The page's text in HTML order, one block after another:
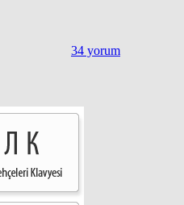
34 yorum